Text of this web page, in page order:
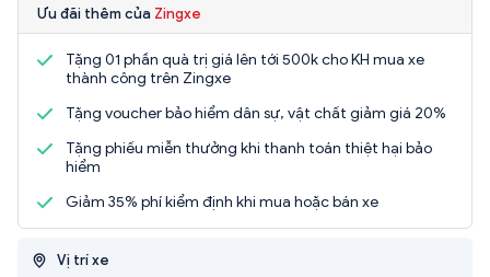
Ưu đãi thêm của Zingxe
Tặng 01 phần quà trị giá lên tới 500k cho KH mua xe
thành công trên Zingxe
Tặng voucher bảo hiểm dân sự, vật chất giảm giá 20%
Tặng phiếu miễn thưởng khi thanh toán thiệt hại bảo
hiểm
Giảm 35% phí kiểm định khi mua hoặc bán xe
Vị trí xe